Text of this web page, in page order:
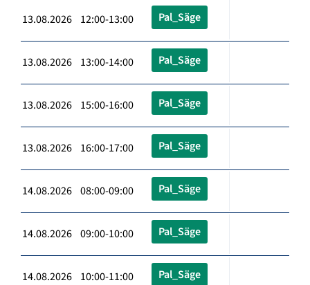
13.08.2026 12:00-13:00 Pal_Säge
13.08.2026 13:00-14:00 Pal_Säge
13.08.2026 15:00-16:00 Pal_Säge
13.08.2026 16:00-17:00 Pal_Säge
14.08.2026 08:00-09:00 Pal_Säge
14.08.2026 09:00-10:00 Pal_Säge
14.08.2026 10:00-11:00 Pal_Säge